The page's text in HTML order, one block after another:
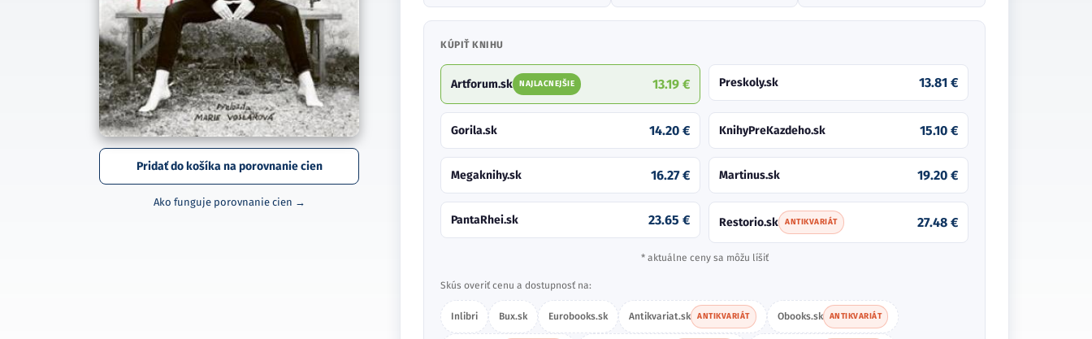
Pridať do košíka na porovnanie cien
Ako funguje porovnanie cien →
KÚPIŤ KNIHU
Artforum.sk NAJLACNEJŠIE 13.19 € Preskoly.sk 13.81 €
Gorila.sk 14.20 € KnihyPreKazdeho.sk 15.10 €
Megaknihy.sk 16.27 € Martinus.sk 19.20 €
PantaRhei.sk 23.65 € Restorio.sk ANTIKVARIÁT 27.48 €
* aktuálne ceny sa môžu líšiť
Skús overiť cenu a dostupnosť na:
Inlibri Bux.sk Eurobooks.sk Antikvariat.sk ANTIKVARIÁT Obooks.sk ANTIKVARIÁT